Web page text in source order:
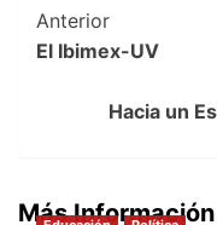
Post
Navigation
Anterior
El Ibimex-UV
Hacia un
Más Información